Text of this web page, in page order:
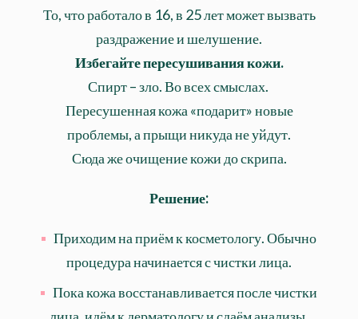
То, что работало в 16, в 25 лет может вызвать
раздражение и шелушение.
Избегайте пересушивания кожи.
Спирт – зло. Во всех смыслах.
Пересушенная кожа «подарит» новые
проблемы, а прыщи никуда не уйдут.
Сюда же очищение кожи до скрипа.
Решение:
Приходим на приём к косметологу. Обычно
процедура начинается с чистки лица.
Пока кожа восстанавливается после чистки